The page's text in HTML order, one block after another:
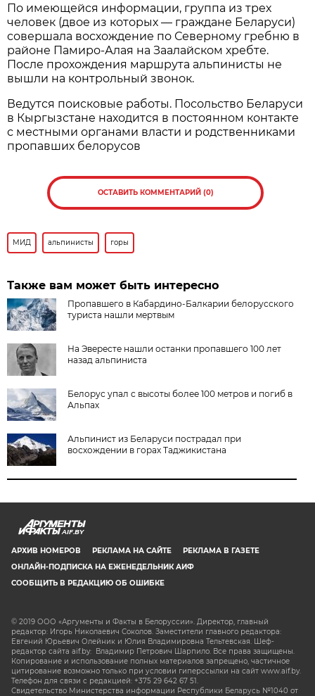
По имеющейся информации, группа из трех
человек (двое из которых — граждане Беларуси)
совершала восхождение по Северному гребню в
районе Памиро-Алая на Заалайском хребте.
После прохождения маршрута альпинисты не
вышли на контрольный звонок.
Ведутся поисковые работы. Посольство Беларуси
в Кыргызстане находится в постоянном контакте
с местными органами власти и родственниками
пропавших белорусов
ОСТАВИТЬ КОММЕНТАРИЙ (0)
МИД альпинисты горы
Также вам может быть интересно
Пропавшего в Кабардино-Балкарии белорусского
туриста нашли мертвым
На Эвересте нашли останки пропавшего 100 лет
назад альпиниста
Белорус упал с высоты более 100 метров и погиб в
Альпах
Альпинист из Беларуси пострадал при
восхождении в горах Таджикистана
AIF.BY
АРХИВ НОМЕРОВ РЕКЛАМА НА САЙТЕ
РЕКЛАМА В ГАЗЕТЕ
ОНЛАЙН-ПОДПИСКА НА ЕЖЕНЕДЕЛЬНИК АИФ
СООБЩИТЬ В РЕДАКЦИЮ ОБ ОШИБКЕ
© 2019 ООО «Аргументы и Факты в Белоруссии». Директор, главный
редактор: Игорь Николаевич Соколов. Заместители главного редактора:
Евгений Юрьевич Олейник и Юлия Владимировна Тельтевская. Шеф-
редактор сайта aif.by: Владимир Петрович Шарпило. Все права защищены.
Копирование и использование полных материалов запрещено, частичное
цитирование возможно только при условии гиперссылки на сайт www.aif.by.
Телефон для связи с редакцией: +375 29 642 67 51.
Свидетельство Министерства информации Республики Беларусь №1040 от